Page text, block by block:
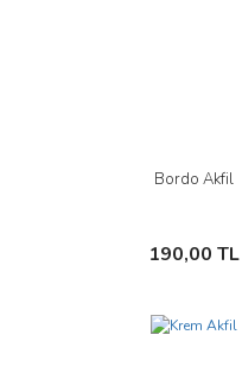
Bordo Akfil
190,00 TL
İncele
Sepete Ekle